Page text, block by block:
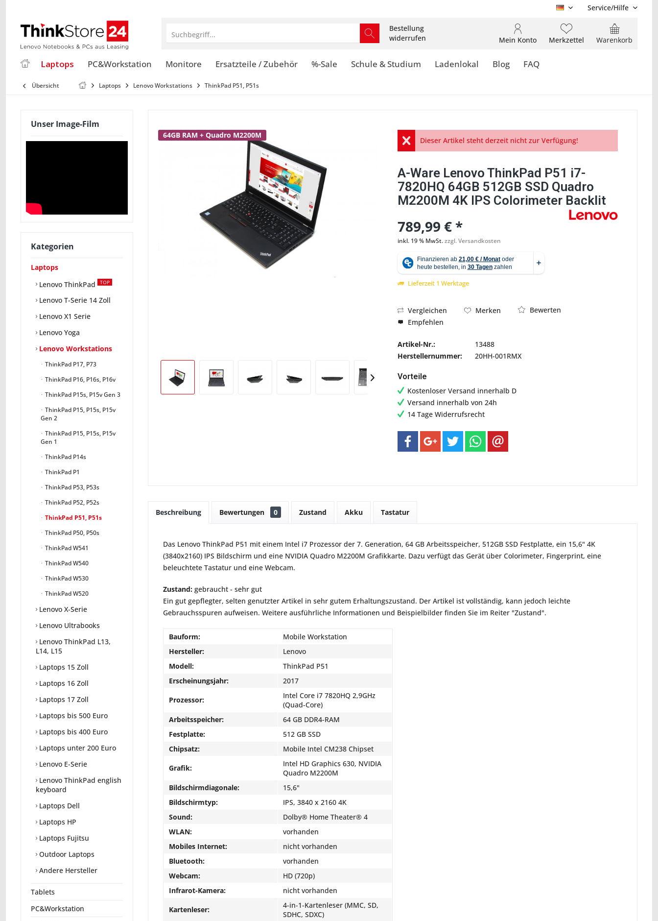
DE Service/Hilfe
Suchbegriff...
Bestellung
widerrufen
Warenkorb
Merkzettel
Mein Konto
Laptops PC&Workstation Monitore Ersatzteile / Zubehör %-Sale Schule & Studium Ladenlokal Blog FAQ
Übersicht Laptops Lenovo Workstations ThinkPad P51, P51s
Unser Image-Film
Kategorien
Laptops
Lenovo ThinkPad
TOP
Lenovo T-Serie 14 Zoll
Lenovo X1 Serie
Lenovo Yoga
Lenovo Workstations
ThinkPad P17, P73
ThinkPad P16, P16s, P16v
ThinkPad P15s, P15v Gen 3
ThinkPad P15, P15s, P15v
Gen 2
ThinkPad P15, P15s, P15v
Gen 1
ThinkPad P14s
ThinkPad P1
ThinkPad P53, P53s
ThinkPad P52, P52s
ThinkPad P51, P51s
ThinkPad P50, P50s
ThinkPad W541
ThinkPad W540
ThinkPad W530
ThinkPad W520
Lenovo X-Serie
Lenovo Ultrabooks
Lenovo ThinkPad L13,
L14, L15
Laptops 15 Zoll
Laptops 16 Zoll
Laptops 17 Zoll
Laptops bis 500 Euro
Laptops bis 400 Euro
Laptops unter 200 Euro
Lenovo E-Serie
Lenovo ThinkPad english
keyboard
Laptops Dell
Laptops HP
Laptops Fujitsu
Outdoor Laptops
Andere Hersteller
Tablets
PC&Workstation
64GB RAM + Quadro M2200M
Abbildung ähnlich
Dieser Artikel steht derzeit nicht zur Verfügung!
A-Ware Lenovo ThinkPad P51 i7-
7820HQ 64GB 512GB SSD Quadro
M2200M 4K IPS Colorimeter Backlit
789,99 € *
inkl. 19 % MwSt.zzgl. Versandkosten
Lieferzeit 1 Werktage
Vergleichen Merken
Bewerten
Empfehlen
Artikel-Nr.:
13488
Herstellernummer:
20HH-001RMX
Vorteile
Kostenloser Versand innerhalb D
Versand innerhalb von 24h
14 Tage Widerrufsrecht
Beschreibung Bewertungen 0 Zustand Akku Tastatur
Das Lenovo ThinkPad P51 mit einem Intel i7 Prozessor der 7. Generation, 64 GB Arbeitsspeicher, 512GB SSD Festplatte, ein 15,6" 4K
(3840x2160) IPS Bildschirm und eine NVIDIA Quadro M2200M Grafikkarte. Dazu verfügt das Gerät über Colorimeter, Fingerprint, eine
beleuchtete Tastatur und eine Webcam.
Zustand: gebraucht - sehr gut
Ein gut gepflegter, selten genutzter Artikel in sehr gutem Erhaltungszustand. Der Artikel ist vollständig, kann jedoch leichte
Gebrauchsspuren aufweisen. Weitere ausführliche Informationen und Beispielbilder finden Sie im Reiter "Zustand".
Bauform:
Mobile Workstation
Hersteller:
Lenovo
Modell:
ThinkPad P51
Erscheinungsjahr:
2017
Prozessor:
Intel Core i7 7820HQ 2,9GHz
(Quad-Core)
Arbeitsspeicher:
64 GB DDR4-RAM
Festplatte:
512 GB SSD
Chipsatz:
Mobile Intel CM238 Chipset
Grafik:
Intel HD Graphics 630, NVIDIA
Quadro M2200M
Bildschirmdiagonale:
15,6"
Bildschirmtyp:
IPS, 3840 x 2160 4K
Sound:
Dolby® Home Theater® 4
WLAN:
vorhanden
Mobiles Internet:
nicht vorhanden
Bluetooth:
vorhanden
Webcam:
HD (720p)
Infrarot-Kamera:
nicht vorhanden
Kartenleser:
4-in-1-Kartenleser (MMC, SD,
SDHC, SDXC)